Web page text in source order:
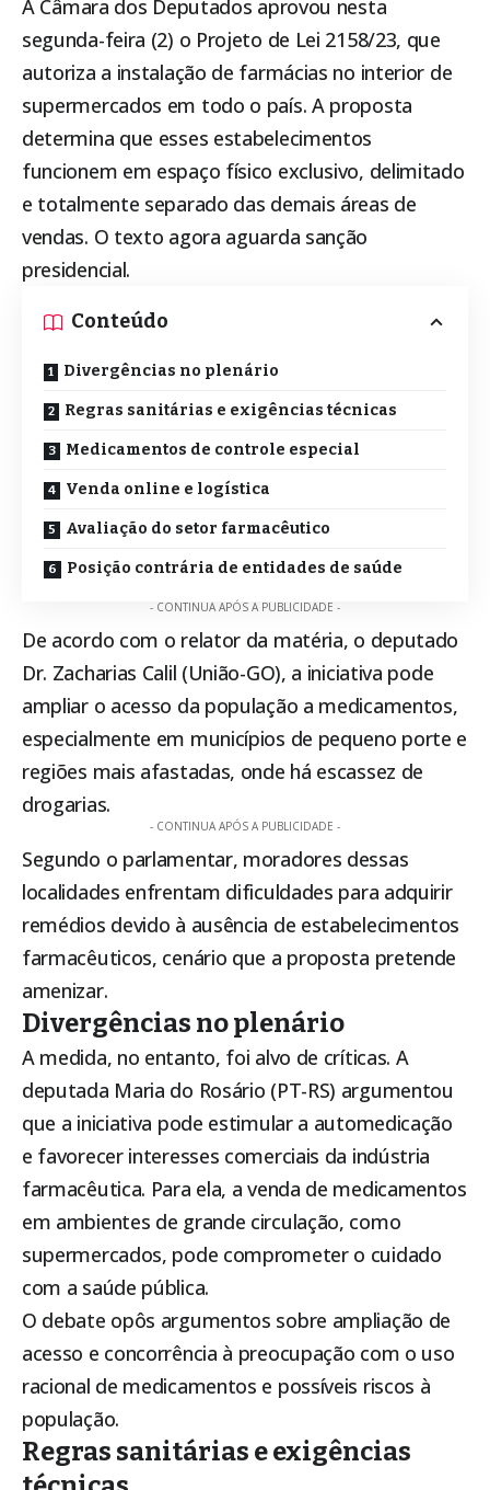
A Câmara dos Deputados aprovou nesta
segunda-feira (2) o Projeto de Lei 2158/23, que
autoriza a instalação de farmácias no interior de
supermercados em todo o país. A proposta
determina que esses estabelecimentos
funcionem em espaço físico exclusivo, delimitado
e totalmente separado das demais áreas de
vendas. O texto agora aguarda sanção
presidencial.
Conteúdo
Divergências no plenário
Regras sanitárias e exigências técnicas
Medicamentos de controle especial
Venda online e logística
Avaliação do setor farmacêutico
Posição contrária de entidades de saúde
- CONTINUA APÓS A PUBLICIDADE -
De acordo com o relator da matéria, o deputado
Dr. Zacharias Calil (União-GO), a iniciativa pode
ampliar o acesso da população a medicamentos,
especialmente em municípios de pequeno porte e
regiões mais afastadas, onde há escassez de
drogarias.
- CONTINUA APÓS A PUBLICIDADE -
Segundo o parlamentar, moradores dessas
localidades enfrentam dificuldades para adquirir
remédios devido à ausência de estabelecimentos
farmacêuticos, cenário que a proposta pretende
amenizar.
Divergências no plenário
A medida, no entanto, foi alvo de críticas. A
deputada Maria do Rosário (PT-RS) argumentou
que a iniciativa pode estimular a automedicação
e favorecer interesses comerciais da indústria
farmacêutica. Para ela, a venda de medicamentos
em ambientes de grande circulação, como
supermercados, pode comprometer o cuidado
com a saúde pública.
O debate opôs argumentos sobre ampliação de
acesso e concorrência à preocupação com o uso
racional de medicamentos e possíveis riscos à
população.
Regras sanitárias e exigências